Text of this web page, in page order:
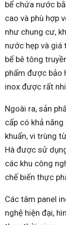
bể chứa nước
cao và phù hợp
như chung cư,
nước hẹp và giá
bể bê tông
phẩm được bảo
inox được rất
Ngoài ra, sản
cấp có khả
khuẩn, vi trùng
Hà được sử
các khu công
chế biến thực
Các tâm panel
nghệ hiện đại,